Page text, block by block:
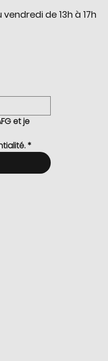
de 13h à 17h
et je
*